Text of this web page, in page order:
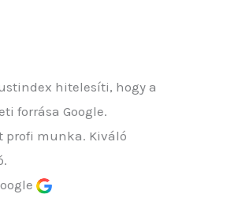
hitelesíti, hogy a
forrása Google.
profi munka. Kiváló